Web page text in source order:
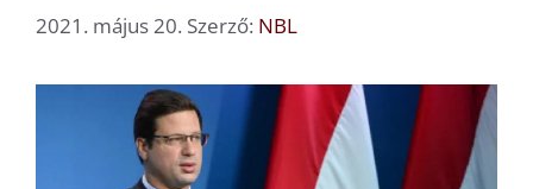
2021. május 20. Szerző: NBL